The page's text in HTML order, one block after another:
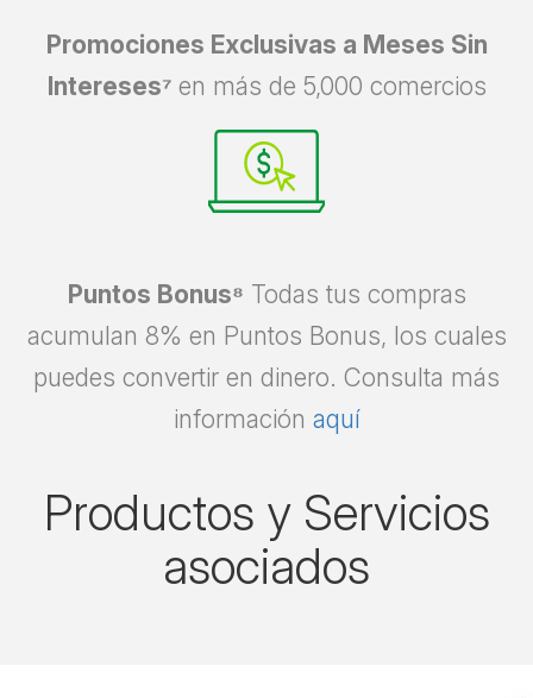
Promociones Exclusivas a Meses Sin
Intereses⁷ en más de 5,000 comercios
Puntos Bonus⁸ Todas tus compras
acumulan 8% en Puntos Bonus, los cuales
puedes convertir en dinero. Consulta más
información aquí
Productos y Servicios
asociados